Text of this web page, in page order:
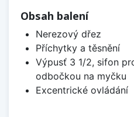
Obsah balení
Nerezový dřez
Příchytky a těsnění
Výpusť 3 1/2, sifon
odbočkou na myčku
Excentrické ovládání